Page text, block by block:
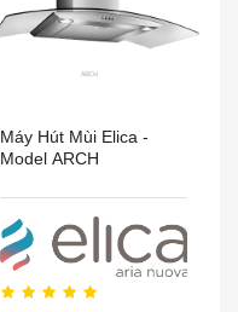
Máy Hút Mùi Elica -
Model ARCH